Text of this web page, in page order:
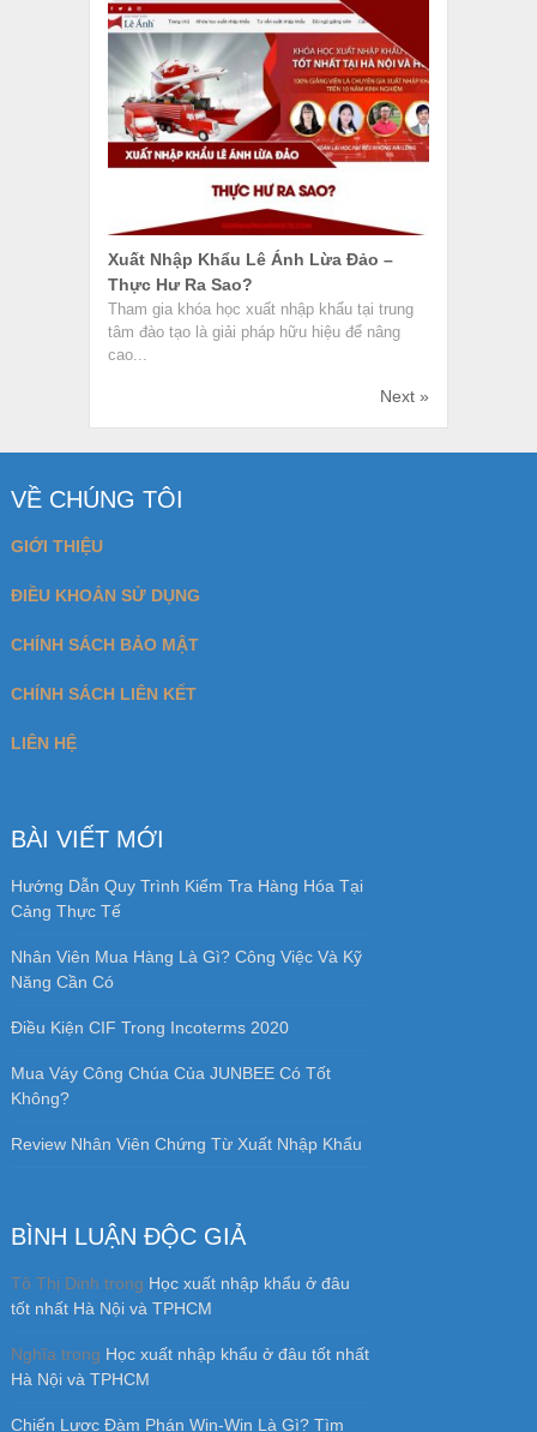
Xuất Nhập Khẩu Lê Ánh Lừa Đảo –
Thực Hư Ra Sao?
Tham gia khóa học xuất nhập khẩu tại trung
tâm đào tạo là giải pháp hữu hiệu để nâng
cao...
Next »
VỀ CHÚNG TÔI
GIỚI THIỆU
ĐIỀU KHOẢN SỬ DỤNG
CHÍNH SÁCH BẢO MẬT
CHÍNH SÁCH LIÊN KẾT
LIÊN HỆ
BÀI VIẾT MỚI
Hướng Dẫn Quy Trình Kiểm Tra Hàng Hóa Tại
Cảng Thực Tế
Nhân Viên Mua Hàng Là Gì? Công Việc Và Kỹ
Năng Cần Có
Điều Kiện CIF Trong Incoterms 2020
Mua Váy Công Chúa Của JUNBEE Có Tốt
Không?
Review Nhân Viên Chứng Từ Xuất Nhập Khẩu
BÌNH LUẬN ĐỘC GIẢ
Tô Thị Dinh trong Học xuất nhập khẩu ở đâu
tốt nhất Hà Nội và TPHCM
Nghĩa trong Học xuất nhập khẩu ở đâu tốt nhất
Hà Nội và TPHCM
Chiến Lược Đàm Phán Win-Win Là Gì? Tìm